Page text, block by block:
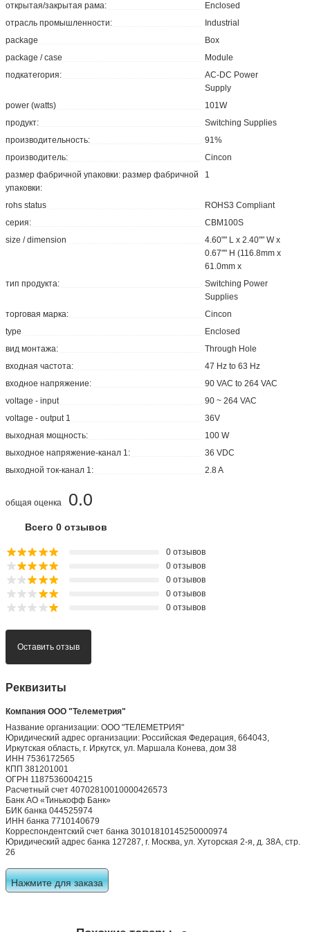
открытая/закрытая рама:
Enclosed
отрасль промышленности:
Industrial
package
Box
package / case
Module
подкатегория:
AC-DC Power
Supply
power (watts)
101W
продукт:
Switching Supplies
производительность:
91%
производитель:
Cincon
размер фабричной упаковки: размер фабричной
упаковки:
1
rohs status
ROHS3 Compliant
серия:
CBM100S
size / dimension
4.60"" L x 2.40"" W x
0.67"" H (116.8mm x
61.0mm x
тип продукта:
Switching Power
Supplies
торговая марка:
Cincon
type
Enclosed
вид монтажа:
Through Hole
входная частота:
47 Hz to 63 Hz
входное напряжение:
90 VAC to 264 VAC
voltage - input
90 ~ 264 VAC
voltage - output 1
36V
выходная мощность:
100 W
выходное напряжение-канал 1:
36 VDC
выходной ток-канал 1:
2.8 A
0.0
общая оценка
Всего 0 отзывов
0 отзывов
0 отзывов
0 отзывов
0 отзывов
0 отзывов
Оставить отзыв
Реквизиты
Компания ООО "Телеметрия"
Название организации: ООО "ТЕЛЕМЕТРИЯ"
Юридический адрес организации: Российская Федерация, 664043,
Иркутская область, г. Иркутск, ул. Маршала Конева, дом 38
ИНН 7536172565
КПП 381201001
ОГРН 1187536004215
Расчетный счет 40702810010000426573
Банк АО «Тинькофф Банк»
БИК банка 044525974
ИНН банка 7710140679
Корреспондентский счет банка 30101810145250000974
Юридический адрес банка 127287, г. Москва, ул. Хуторская 2-я, д. 38А, стр.
26
Нажмите для заказа